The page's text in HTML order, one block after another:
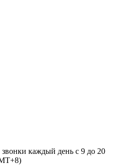
каждый день с 9 до 20